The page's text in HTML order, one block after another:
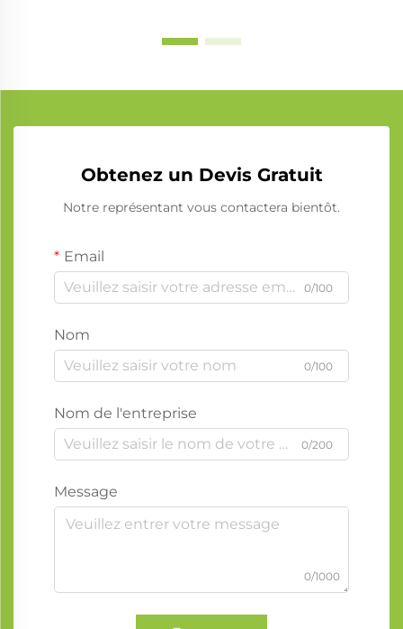
Obtenez un Devis Gratuit
Notre représentant vous contactera bientôt.
Email
0/100
Nom
0/100
Nom de l'entreprise
0/200
Message
0/1000